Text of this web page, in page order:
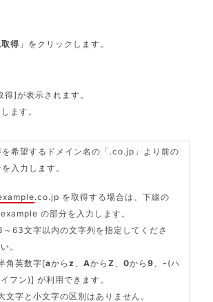
得 」をクリックします。
]が表示されます。
ます。
を希望するドメイン名の「.co.jp」より前の
入力します。
.co.jp を取得する場合は、下線の
example の部分を入力します。
～63文字以内の文字列を指定してくださ
い。
角英数字[aからz、AからZ、0から9、- (ハ
イフン)] が利用できます。
文字と小文字の区別はありません。